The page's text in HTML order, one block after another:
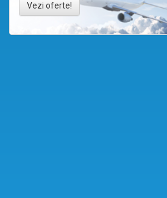
Vezi oferte!